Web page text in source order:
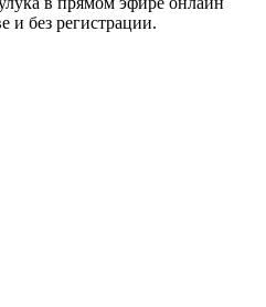
и без регистрации.